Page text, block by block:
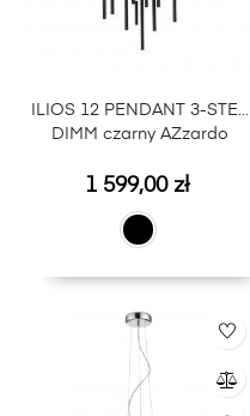
ILIOS 12 PENDANT 3-STEP
DIMM czarny AZzardo
Cena
1 599,00 zł